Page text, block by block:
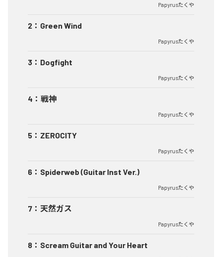
Papyrusたくや
2 ： Green Wind
Papyrusたくや
3 ： Dogfight
Papyrusたくや
4 ： 戦神
Papyrusたくや
5 ： ZEROCITY
Papyrusたくや
6 ： Spiderweb (Guitar Inst Ver.)
Papyrusたくや
7 ： 天然ガス
Papyrusたくや
8 ： Scream Guitar and Your Heart